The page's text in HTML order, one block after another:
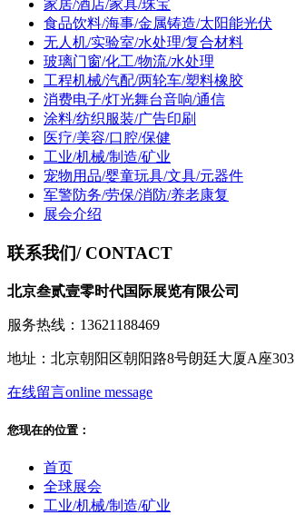
家居/酒店/家具/珠宝
食品饮料/海事/金属铸造/太阳能光伏
无人机/实验室/水处理/复合材料
玻璃门窗/化工/物流/水处理
工程机械/汽配/两轮车/塑料橡胶
消费电子/灯光舞台音响/通信
涂料/纺织服装/广告印刷
医疗/美容/口腔/保健
工业/机械/制造/矿业
宠物用品/婴童玩具/文具/元器件
军警防务/劳保/消防/养老康复
展会介绍
联系我们/ CONTACT
北京叁贰壹零时代国际展览有限公司
服务热线：13621188469
地址：北京朝阳区朝阳路8号朗廷大厦A座303
在线留言online message
您现在的位置：
首页
全球展会
工业/机械/制造/矿业